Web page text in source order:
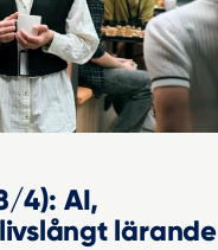
4): AI,
lärande